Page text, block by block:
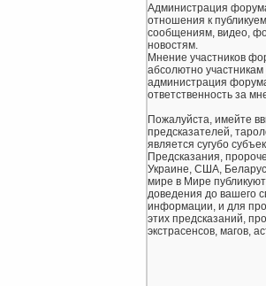
Администрация
отношения к
сообщениям, видео,
новостям.
Мнение участников
абсолютно
администрация
ответственность за
Пожалуйста, имейте
предсказателей,
является сугубо
Предсказания,
Украине, США,
мире в Мире
доведения до вашего
информации, и для
этих предсказаний,
экстрасенсов, магов,